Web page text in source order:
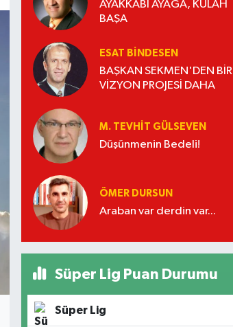
AYAKKABI AYAĞA, KÜLAH
BAŞA
ESAT BİNDESEN
BAŞKAN SEKMEN'DEN BİR
VİZYON PROJESİ DAHA
M. TEVHIT GÜLSEVEN
Düşünmenin Bedeli!
ÖMER DURSUN
Araban var derdin var...
Süper Lig Puan Durumu
Süper Lig